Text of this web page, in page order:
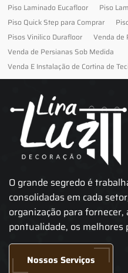
Piso Laminado Eucafloor
Piso
Piso Quick Step para Comprar
Pisos Vinilico Durafloor
Venda de
Venda de Persianas Sob Medida
Venda E Instalação de Cortina de
O grande segredo é
consolidadas em cada
organização para fornecer,
pontualidade, os melhores
Nossos Serviços